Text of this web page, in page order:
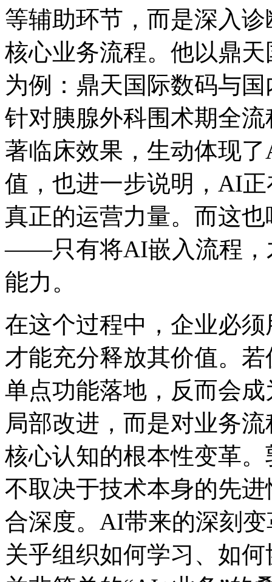
等辅助环节，而是深入诊
核心业务流程。他以鼎
为例：鼎天国际数码
针对胰腺外科围术期全流
著临床效果，生动体
值，也进一步说明，
真正的运营力量。而这也
——只有将AI嵌入流程
能力。
在这个过程中，企业必
才能充分释放其价值。若
单点功能落地，反而
局部改进，而是对业务流
核心认知的根本性变革。
不取决于技术本身的先进
合深度。AI带来的深刻变革
关乎组织如何学习、如